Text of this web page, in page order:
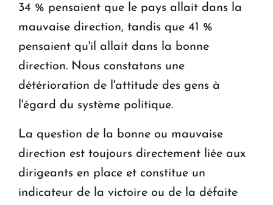
34 % pensaient que le pays allait dans la
mauvaise direction, tandis que 41 %
pensaient qu'il allait dans la bonne
direction. Nous constatons une
détérioration de l'attitude des gens à
l'égard du système politique.
La question de la bonne ou mauvaise
direction est toujours directement liée aux
dirigeants en place et constitue un
indicateur de la victoire ou de la défaite